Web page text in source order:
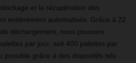
et la récupération des
entièrement automatisés. Grâce à 22
déchargement, nous pouvons
par jour, soit 400 palettes par
possible grâce à des dispositifs tels